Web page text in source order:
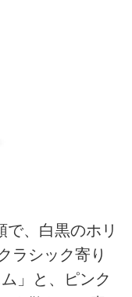
で、白黒のホリ
ラシック寄り
」と、ピンク